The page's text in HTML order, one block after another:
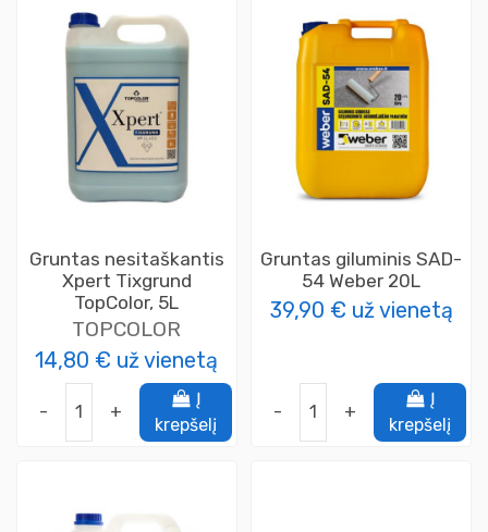
Gruntas nesitaškantis
Xpert Tixgrund
TopColor, 5L
TOPCOLOR
14,80 € už vienetą
- +
Į
krepšelį
Gruntas giluminis SAD-
54 Weber 20L
39,90 € už vienetą
- +
Į
krepšelį